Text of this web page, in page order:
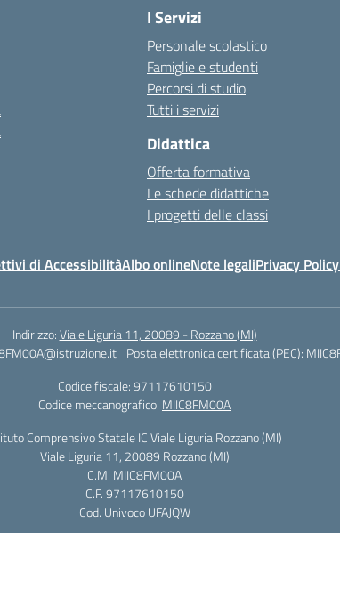
I Servizi
Personale scolastico
Famiglie e studenti
Percorsi di studio
Tutti i servizi
Didattica
Offerta formativa
Le schede didattiche
I progetti delle classi
di AccessibilitàAlbo onlineNote legaliPrivacy
Indirizzo:Viale Liguria 11, 20089 - Rozzano (MI)
Posta elettronica certificata (PEC):
Codice fiscale: 97117610150
Codice meccanografico: MIIC8FM00A
Comprensivo Statale IC Viale Liguria Rozzano (MI)
Viale Liguria 11, 20089 Rozzano (MI)
C.M. MIIC8FM00A
C.F. 97117610150
Cod. Univoco UFAJQW